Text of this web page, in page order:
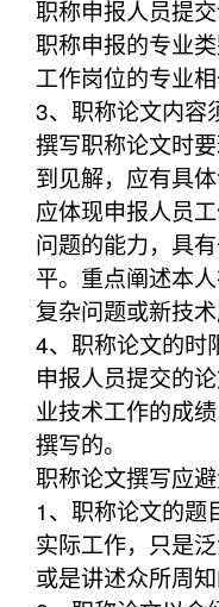
职称申报人员提
职称申报的专业
工作岗位的专业相
3、职称论文内容
撰写职称论文时
到见解，应有具
应体现申报人员
问题的能力，具
平。重点阐述本
复杂问题或新技
4、职称论文的时
申报人员提交的
业技术工作的成
撰写的。
职称论文撰写应
1、职称论文的题
实际工作，只是
或是讲述众所周